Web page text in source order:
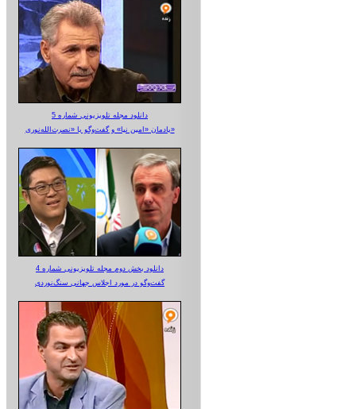
دانلود مجله تلویزیونی شماره 5
یادمان «امین نیا» و گفت‌وگو با «نصرت‌الله‌نوری»
دانلود بخش دوم مجله تلویزیونی شماره 4
گفت‌وگو در مورد اجلاس جهانی سنگ‌نوردی